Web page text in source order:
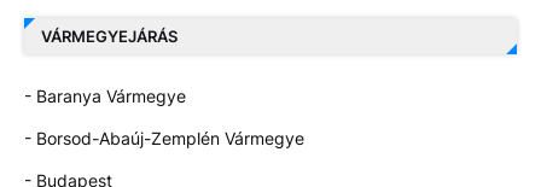
VÁRMEGYEJÁRÁS
- Baranya Vármegye
- Borsod-Abaúj-Zemplén Vármegye
- Budapest